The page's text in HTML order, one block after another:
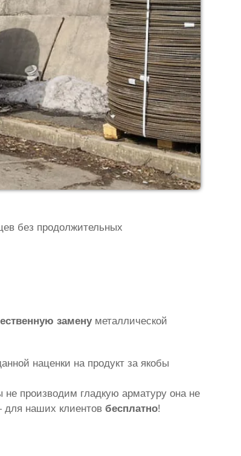
без продолжительных
заменуметаллической
наценки на продукт за якобы
производим гладкую арматуру она не
для наших клиентовбесплатно!